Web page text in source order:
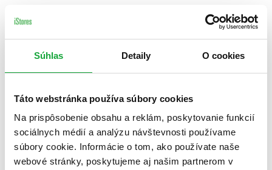
Súhlas Detaily O cookies
Táto webstránka používa súbory cookies
Na prispôsobenie obsahu a reklám, poskytovanie funkcií
sociálnych médií a analýzu návštevnosti používame
súbory cookie. Informácie o tom, ako používate naše
webové stránky, poskytujeme aj našim partnerom v